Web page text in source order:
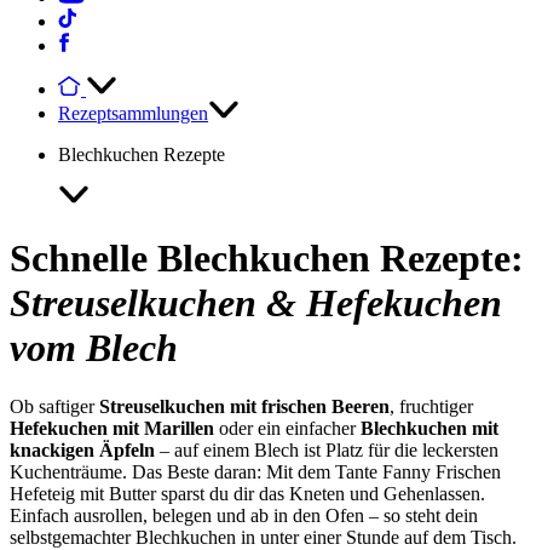
Rezeptsammlungen
Blechkuchen Rezepte
Schnelle Blechkuchen Rezepte:
Streuselkuchen & Hefekuchen
vom Blech
Ob saftigerStreuselkuchen mit frischen Beeren, fruchtiger
Hefekuchen mit Marillen oder ein einfacherBlechkuchen mit
knackigen Äpfeln – auf einem Blech ist Platz für die leckersten
Kuchenträume. Das Beste daran: Mit dem Tante Fanny Frischen
Hefeteig mit Butter sparst du dir das Kneten und Gehenlassen.
Einfach ausrollen, belegen und ab in den Ofen – so steht dein
selbstgemachter Blechkuchen in unter einer Stunde auf dem Tisch.